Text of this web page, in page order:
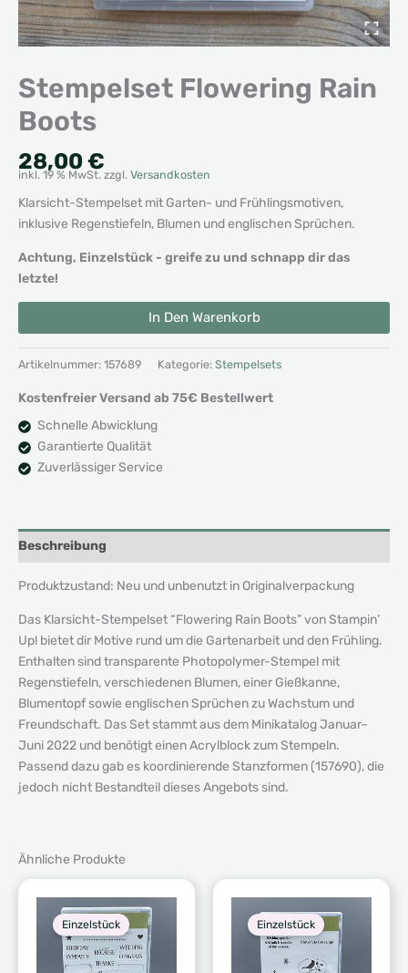
Stempelset Flowering Rain
Boots
28,00 €
inkl. 19 % MwSt. zzgl. Versandkosten
Klarsicht-Stempelset mit Garten- und Frühlingsmotiven,
inklusive Regenstiefeln, Blumen und englischen Sprüchen.
Achtung, Einzelstück - greife zu und schnapp dir das
letzte!
Stempelset
Boots
In Den Warenkorb
Alternative:
Artikelnummer: 157689 Kategorie: Stempelsets
Kostenfreier Versand ab 75€ Bestellwert
Schnelle Abwicklung
Garantierte Qualität
Zuverlässiger Service
Beschreibung
Produktzustand: Neu und unbenutzt in Originalverpackung
Das Klarsicht-Stempelset “Flowering Rain Boots” von Stampin’
Up! bietet dir Motive rund um die Gartenarbeit und den Frühling.
Enthalten sind transparente Photopolymer-Stempel mit
Regenstiefeln, verschiedenen Blumen, einer Gießkanne,
Blumentopf sowie englischen Sprüchen zu Wachstum und
Freundschaft. Das Set stammt aus dem Minikatalog Januar–
Juni 2022 und benötigt einen Acrylblock zum Stempeln.
Passend dazu gab es koordinierende Stanzformen (157690), die
jedoch nicht Bestandteil dieses Angebots sind.
Ähnliche Produkte
Einzelstück Einzelstück